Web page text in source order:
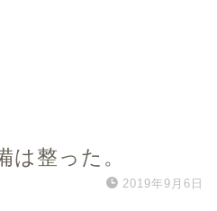
は整った。
2019年9月6日